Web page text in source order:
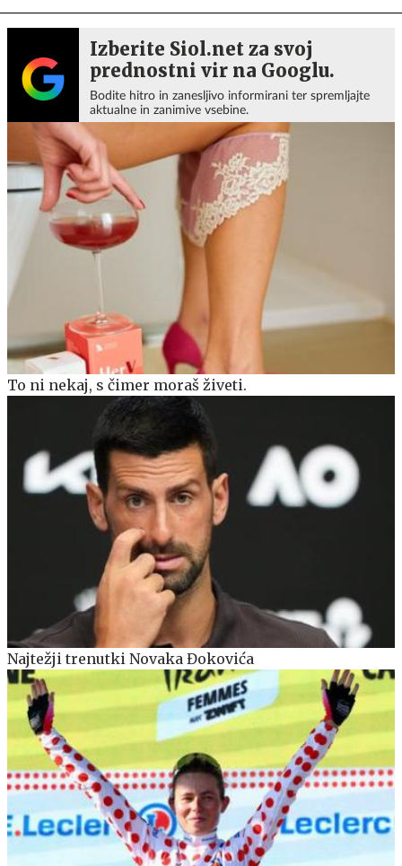
Izberite Siol.net za svoj
prednostni vir na Googlu.
Bodite hitro in zanesljivo informirani ter spremljajte
aktualne in zanimive vsebine.
To ni nekaj, s čimer moraš živeti.
Najtežji trenutki Novaka Đokovića